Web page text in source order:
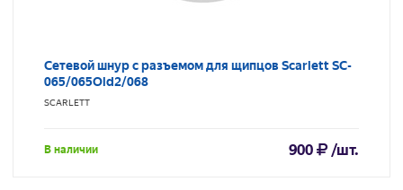
Сетевой шнур с разъемом для щипцов Scarlett SC-
065/065Old2/068
SCARLETT
В наличии 900 /шт.